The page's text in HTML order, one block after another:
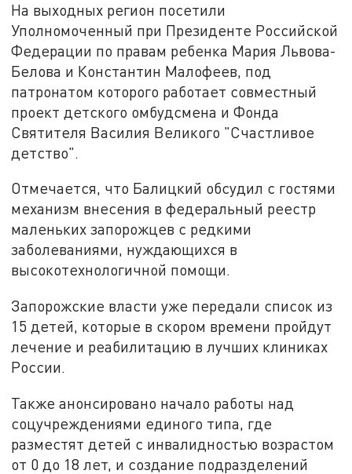
На выходных регион посетили
Уполномоченный при Президенте Российской
Федерации по правам ребенка Мария Львова-
Белова и Константин Малофеев, под
патронатом которого работает совместный
проект детского омбудсмена и Фонда
Святителя Василия Великого "Счастливое
детство".
Отмечается, что Балицкий обсудил с гостями
механизм внесения в федеральный реестр
маленьких запорожцев с редкими
заболеваниями, нуждающихся в
высокотехнологичной помощи.
Запорожские власти уже передали список из
15 детей, которые в скором времени пройдут
лечение и реабилитацию в лучших клиниках
России.
Также анонсировано начало работы над
соцучреждениями единого типа, где
разместят детей с инвалидностью возрастом
от 0 до 18 лет, и создание подразделений